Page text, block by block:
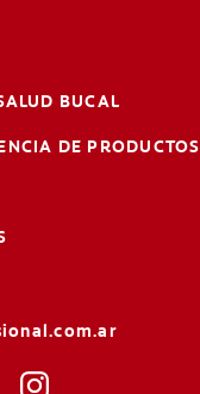
BUCAL
DE PRODUCTOS